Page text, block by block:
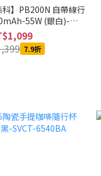
科】PB200N 自帶線行
55W (銀白)-
7.9折